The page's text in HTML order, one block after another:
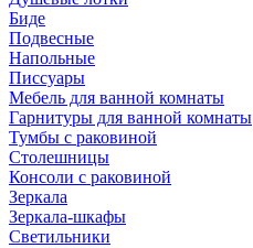
Биде
Подвесные
Напольные
Писсуары
Мебель для ванной комнаты
Гарнитуры для ванной комнаты
Тумбы с раковиной
Столешницы
Консоли с раковиной
Зеркала
Зеркала-шкафы
Светильники